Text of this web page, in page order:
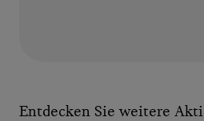
Entdecken Sie weitere